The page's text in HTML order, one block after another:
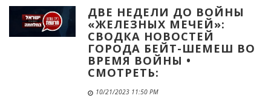
ДВЕ НЕДЕЛИ ДО ВОЙНЫ
«ЖЕЛЕЗНЫХ МЕЧЕЙ»:
СВОДКА НОВОСТЕЙ
ГОРОДА БЕЙТ-ШЕМЕШ ВО
ВРЕМЯ ВОЙНЫ •
СМОТРЕТЬ:
10/21/2023 11:50 PM